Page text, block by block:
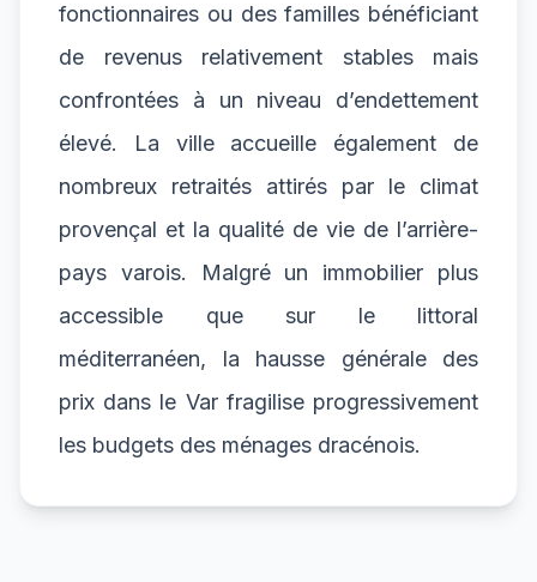
fonctionnaires ou des familles bénéficiant
de revenus relativement stables mais
confrontées à un niveau d’endettement
élevé. La ville accueille également de
nombreux retraités attirés par le climat
provençal et la qualité de vie de l’arrière-
pays varois. Malgré un immobilier plus
accessible que sur le littoral
méditerranéen, la hausse générale des
prix dans le Var fragilise progressivement
les budgets des ménages dracénois.